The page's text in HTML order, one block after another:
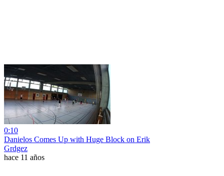
0:10
Danielos Comes Up with Huge Block on Erik
Grdgez
hace 11 años